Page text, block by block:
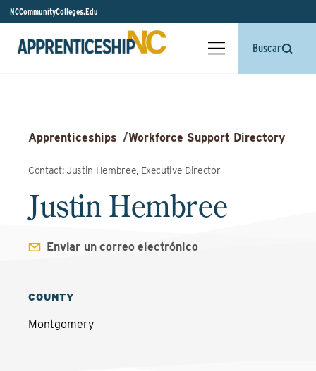
NCCommunityColleges.Edu
Buscar
Apprenticeships /Workforce Support Directory
Contact: Justin Hembree, Executive Director
Justin Hembree
Enviar un correo electrónico
COUNTY
Montgomery